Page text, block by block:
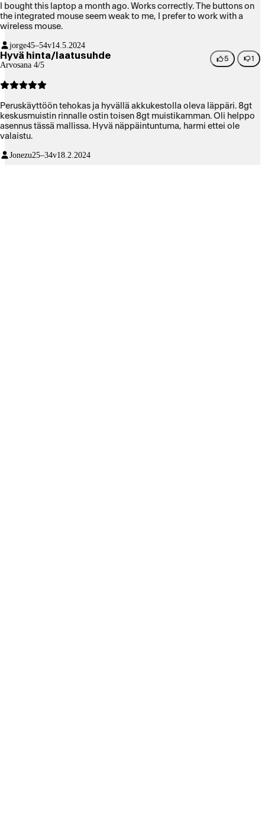
I bought this laptop a month ago. Works correctly. The buttons on
the integrated mouse seem weak to me, I prefer to work with a
wireless mouse.
jorge45–54v14.5.2024
Hyvä hinta/laatusuhde
Arvosana 4/5
5 1
Peruskäyttöön tehokas ja hyvällä akkukestolla oleva läppäri. 8gt
keskusmuistin rinnalle ostin toisen 8gt muistikamman. Oli helppo
asennus tässä mallissa. Hyvä näppäintuntuma, harmi ettei ole
valaistu.
Jonezu25–34v18.2.2024